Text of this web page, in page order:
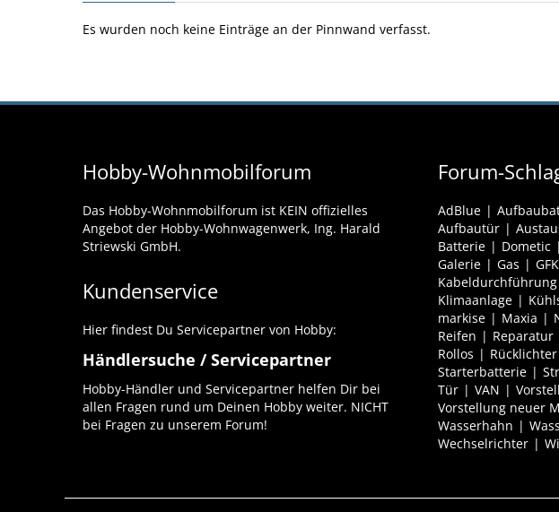
Es wurden noch keine Einträge an der Pinnwand verfasst.
Hobby-Wohnmobilforum
Das Hobby-Wohnmobilforum ist KEIN offizielles
Angebot der Hobby-Wohnwagenwerk, Ing. Harald
Striewski GmbH.
Kundenservice
Hier findest Du Servicepartner von Hobby:
Händlersuche / Servicepartner
Hobby-Händler und Servicepartner helfen Dir bei
allen Fragen rund um Deinen Hobby weiter. NICHT
bei Fragen zu unserem Forum!
Forum-
AdBlue
Aufbautür
Batterie
Dometic
Galerie
Gas GFK
Kabeldurchführung
Klimaanlage
markise
Maxia
Reifen
Reparatur
Rollos
Rücklichter
Starterbatterie
Tür
VAN
Vorstellung neuer
Wasserhahn
Wechselrichter